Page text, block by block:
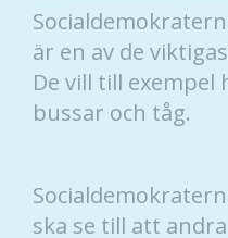
är en av de
De vill till exempel
bussar och tåg.
ska se till att